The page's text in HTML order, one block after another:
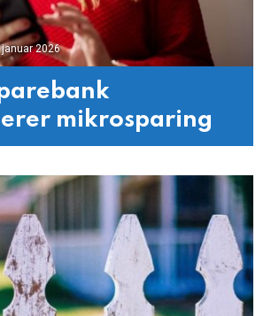
januar 2026
mikrosparing